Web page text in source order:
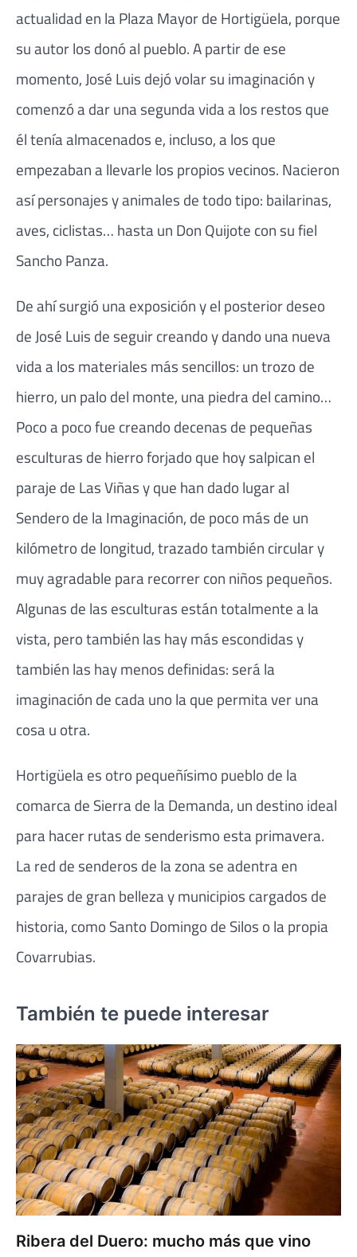
actualidad en la Plaza Mayor de Hortigüela, porque
su autor los donó al pueblo. A partir de ese
momento, José Luis dejó volar su imaginación y
comenzó a dar una segunda vida a los restos que
él tenía almacenados e, incluso, a los que
empezaban a llevarle los propios vecinos. Nacieron
así personajes y animales de todo tipo: bailarinas,
aves, ciclistas… hasta un Don Quijote con su fiel
Sancho Panza.
De ahí surgió una exposición y el posterior deseo
de José Luis de seguir creando y dando una nueva
vida a los materiales más sencillos: un trozo de
hierro, un palo del monte, una piedra del camino…
Poco a poco fue creando decenas de pequeñas
esculturas de hierro forjado que hoy salpican el
paraje de Las Viñas y que han dado lugar al
Sendero de la Imaginación, de poco más de un
kilómetro de longitud, trazado también circular y
muy agradable para recorrer con niños pequeños.
Algunas de las esculturas están totalmente a la
vista, pero también las hay más escondidas y
también las hay menos definidas: será la
imaginación de cada uno la que permita ver una
cosa u otra.
Hortigüela es otro pequeñísimo pueblo de la
comarca de Sierra de la Demanda, un destino ideal
para hacer rutas de senderismo esta primavera.
La red de senderos de la zona se adentra en
parajes de gran belleza y municipios cargados de
historia, como Santo Domingo de Silos o la propia
Covarrubias.
También te puede interesar
Ribera del Duero: mucho más que vino